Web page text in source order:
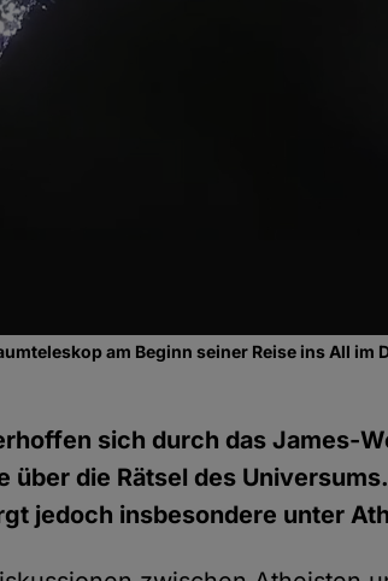
am Beginn seiner Reise ins All im
sich durch das James-
über die Rätsel des
jedoch insbesondere unter